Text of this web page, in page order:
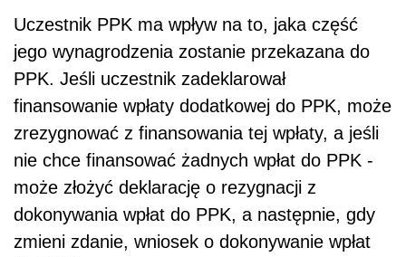
Uczestnik PPK ma wpływ na to, jaka część
jego wynagrodzenia zostanie przekazana do
PPK. Jeśli uczestnik zadeklarował
finansowanie wpłaty dodatkowej do PPK, może
zrezygnować z finansowania tej wpłaty, a jeśli
nie chce finansować żadnych wpłat do PPK -
może złożyć deklarację o rezygnacji z
dokonywania wpłat do PPK, a następnie, gdy
zmieni zdanie, wniosek o dokonywanie wpłat